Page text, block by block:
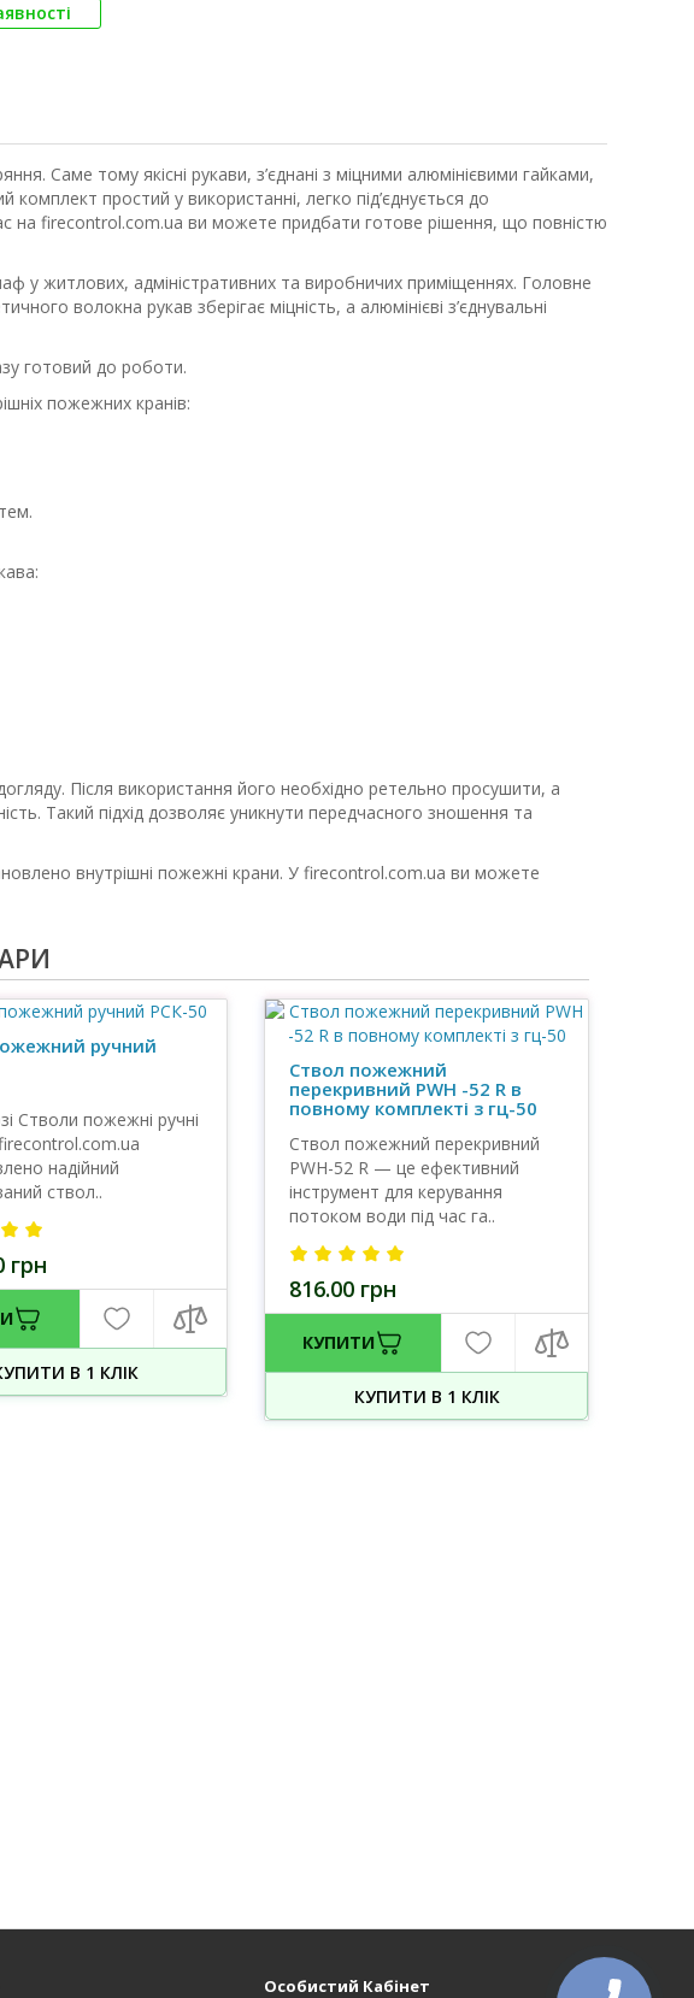
Саме тому якісні рукави, з’єднані з міцними алюмінієвими гайками,
простий у використанні, легко під’єднується до
на firecontrol.com.ua ви можете придбати готове рішення, що повністю
у житлових, адміністративних та виробничих приміщеннях. Головне
волокна рукав зберігає міцність, а алюмінієві з’єднувальні
готовий до роботи.
пожежних кранів:
Після використання його необхідно ретельно просушити, а
Такий підхід дозволяє уникнути передчасного зношення та
внутрішні пожежні крани. У firecontrol.com.ua ви можете
ручний
Стволи пожежні ручні
надійний
ствол..
грн
В 1 КЛIК
Ствол пожежний
перекривний PWH -52 R в
повному комплекті з гц-50
Ствол пожежний перекривний
PWH-52 R — це ефективний
інструмент для керування
потоком води під час га..
816.00 грн
КУПИТИ
КУПИТИ В 1 КЛIК
Особистий Кабінет